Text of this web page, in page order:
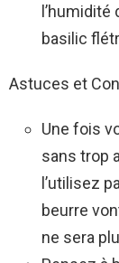
basilic
Astuces et
Une fois
sans trop
l’utilisez
beurre
ne sera